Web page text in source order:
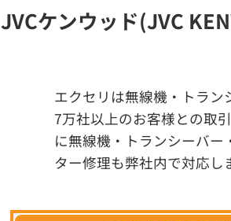
JVCケンウッド(JVC
エクセリは無線機・トラ
7万社以上のお客様との取
に無線機・トランシーバ
ター修理も弊社内で対応し